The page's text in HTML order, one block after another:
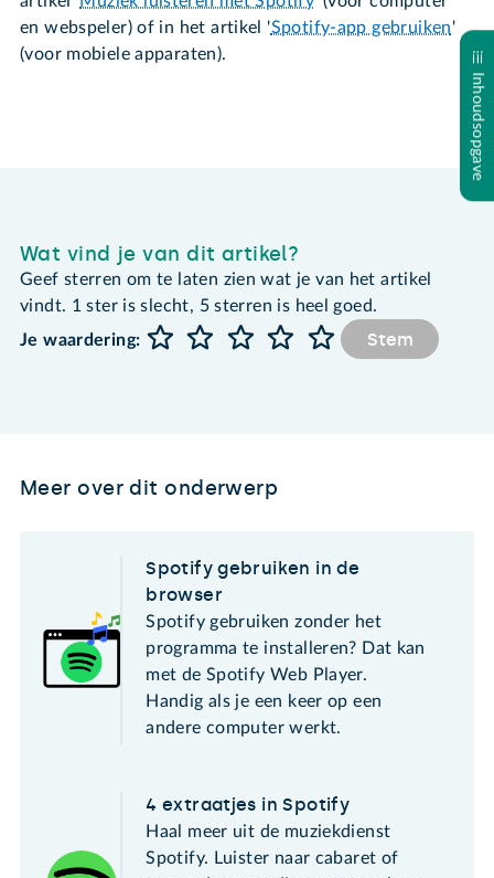
en webspeler) of in het artikel 'Spotify-app gebruiken'
(voor mobiele apparaten).
Inhoudsopgave
Wat vind je van dit artikel?
Geef sterren om te laten zien wat je van het artikel
vindt. 1 ster is slecht, 5 sterren is heel goed.
Je waardering:
Stem
Meer over dit onderwerp
Spotify gebruiken in de
browser
Spotify gebruiken zonder het
programma te installeren? Dat kan
met de Spotify Web Player.
Handig als je een keer op een
andere computer werkt.
4 extraatjes in Spotify
Haal meer uit de muziekdienst
Spotify. Luister naar cabaret of